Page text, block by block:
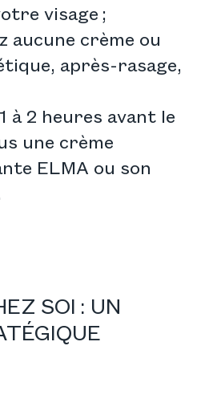
visage ;
aucune crème ou
après-rasage,
à 2 heures avant le
une crème
ELMA ou son
SOI : UN